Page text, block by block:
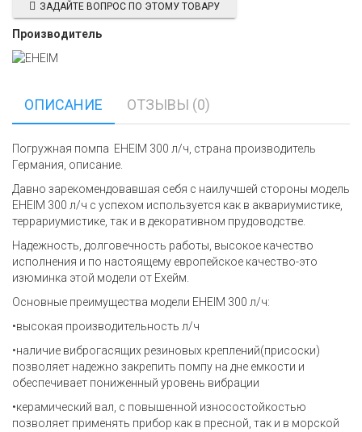
ЗАДАЙТЕ ВОПРОС ПО ЭТОМУ ТОВАРУ
Производитель
ОПИСАНИЕ ОТЗЫВЫ (0)
Погружная помпа EHEIM 300 л/ч, страна производитель
Германия, описание.
Давно зарекомендовавшая себя с наилучшей стороны модель
EHEIM 300 л/ч с успехом используется как в аквариумистике,
террариумистике, так и в декоративном прудоводстве.
Надежность, долговечность работы, высокое качество
исполнения и по настоящему европейское качество-это
изюминка этой модели от Ехейм.
Основные преимущества модели EHEIM 300 л/ч:
•высокая производительность л/ч
•наличие виброгасящих резиновых креплений(присоски)
позволяет надежно закрепить помпу на дне емкости и
обеспечивает пониженный уровень вибрации
•керамический вал, с повышенной износостойкостью
позволяет применять прибор как в пресной, так и в морской